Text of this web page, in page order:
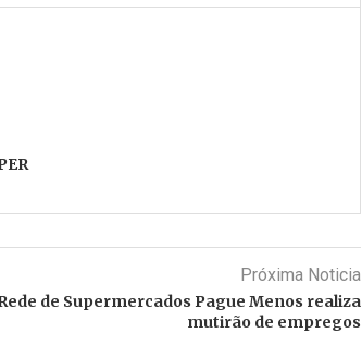
Próxima Noticia
de Supermercados Pague Menos realiza
mutirão de empregos